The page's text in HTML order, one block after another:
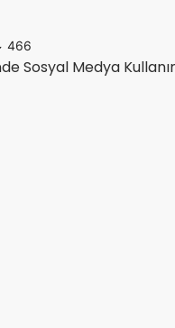
466
Sosyal Medya